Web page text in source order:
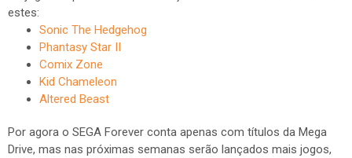
estes:
Sonic The Hedgehog
Phantasy Star II
Comix Zone
Kid Chameleon
Altered Beast
Por agora o SEGA Forever conta apenas com títulos da Mega
Drive, mas nas próximas semanas serão lançados mais jogos,